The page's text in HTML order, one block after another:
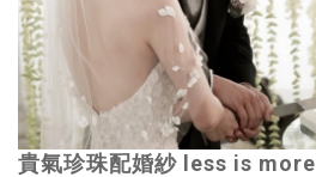
貴氣珍珠配婚紗 less is more